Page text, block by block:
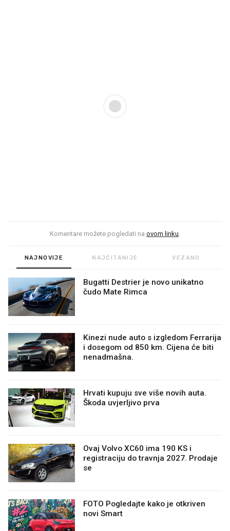
Komentare možete pogledati na ovom linku
NAJNOVIJE NAJČITANIJE VEZANO
Bugatti Destrier je novo unikatno
čudo Mate Rimca
Kinezi nude auto s izgledom Ferrarija
i dosegom od 850 km. Cijena će biti
nenadmašna.
Hrvati kupuju sve više novih auta.
Škoda uvjerljivo prva
Ovaj Volvo XC60 ima 190 KS i
registraciju do travnja 2027. Prodaje
se
FOTO Pogledajte kako je otkriven
novi Smart